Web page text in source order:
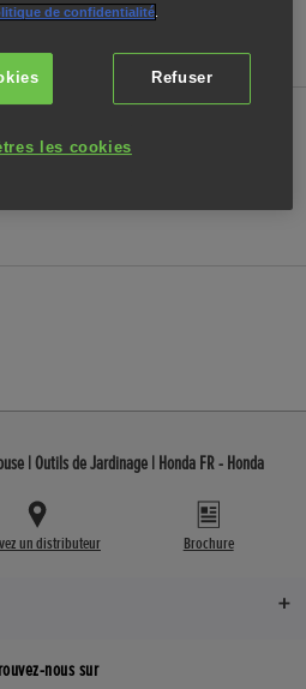
| Outils de Jardinage | Honda FR - Honda
un distributeur Brochure
nous sur
de confidentialité
Refuser
les cookies